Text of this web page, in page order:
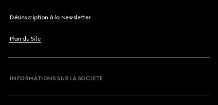
Désinscription à la Newsletter
Plan du Site
INFORMATIONS SUR LA SOCIETE